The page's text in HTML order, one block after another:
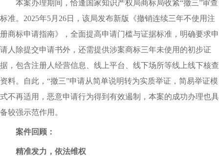
本案办理期间，恰逢国家知识产权局商标局收紧“撤三”审查
标准。2025年5月26日，该局发布新版《撤销连续三年不使用注
册商标申请指南》，全面提高申请门槛与证据标准，明确要求申
请人除提交申请书外，还需提供涉案商标三年未使用的初步证
据，包含注册人经营信息、线上平台、线下场所等线上线下核查
资料。自此，“撤三”申请从简单说明转为实质举证，简易举证模
式不再适用，恶意申请行为得到有效遏制，本案的成功办理也具
备较强示范作用。
案件回顾：
精准发力，依法维权